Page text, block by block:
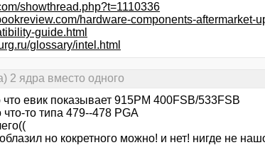
showthread.php?t=1110336
hardware-components-aftermarket-
guide.html
glossary/intel.html
2 ядра вместо одного
что евик показывает 915PM 400FSB/533FSB
то типа 479--478 PGA
но кокретного можно! и нет! нигде не